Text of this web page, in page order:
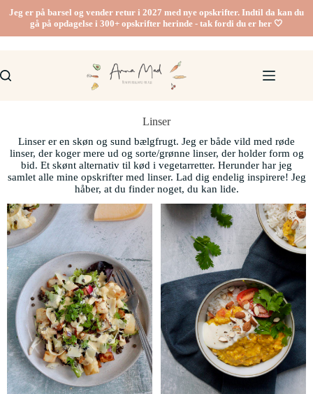
Jeg er på barsel og vender retur i 2027 med nye opskrifter. Indtil da kan du
gå på opdagelse i 300+ opskrifter herinde - tak fordi du er her 🤍
Linser
Linser er en skøn og sund bælgfrugt. Jeg er både vild med røde
linser, der koger mere ud og sorte/grønne linser, der holder form og
bid. Et skønt alternativ til kød i vegetarretter. Herunder har jeg
samlet alle mine opskrifter med linser. Lad dig endelig inspirere! Jeg
håber, at du finder noget, du kan lide.